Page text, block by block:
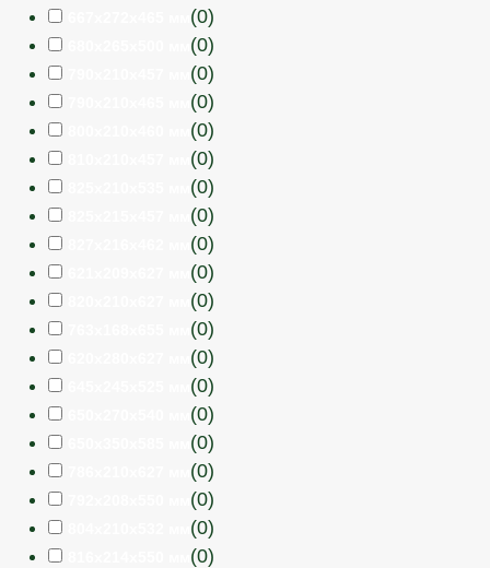
(0)
(0)
(0)
(0)
(0)
(0)
(0)
(0)
(0)
(0)
(0)
(0)
(0)
(0)
(0)
(0)
(0)
(0)
(0)
(0)